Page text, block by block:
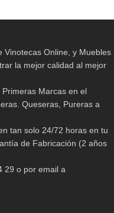
Vinotecas Online, y Muebles
la mejor calidad al mejor
Marcas en el
Queseras, Pureras a
tan solo 24/72 horas en tu
de Fabricación (2 años
29 o por email a